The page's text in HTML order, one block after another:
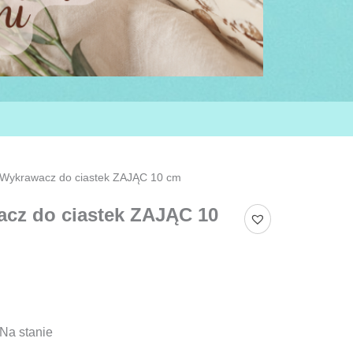
Wykrawacz do ciastek ZAJĄC 10 cm
do ciastek ZAJĄC 10
Na stanie